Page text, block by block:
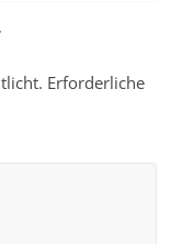
Erforderliche